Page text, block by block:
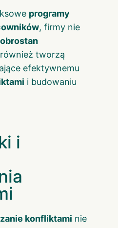
programy
, firmy nie
również tworzą
efektywnemu
i budowaniu
i
konfliktami nie